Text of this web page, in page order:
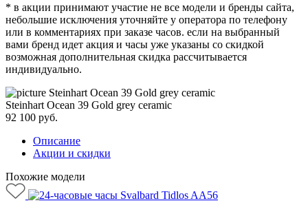
* в акции принимают участие не все модели и бренды сайта,
небольшие исключения уточняйте у оператора по телефону
или в комментариях при заказе часов. если на выбранный
вами бренд идет акция и часы уже указаны со скидкой
возможная дополнительная скидка рассчитывается
индивидуально.
Steinhart Ocean 39 Gold grey ceramic
92 100 руб.
Описание
Акции и скидки
Похожие модели